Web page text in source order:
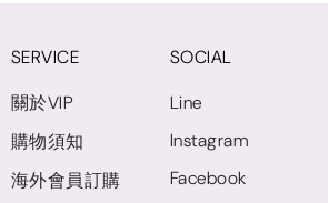
SERVICE
關於VIP
購物須知
海外會員訂購
SOCIAL
Line
Instagram
Facebook